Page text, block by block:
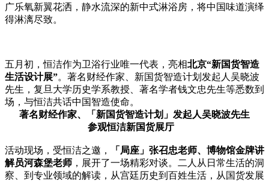
广乐氧新翼花洒，静水流深的新中式淋浴房，将中国味道演绎
得淋漓尽致。
五月初，恒洁作为卫浴行业唯一代表，亮相北京“新国货智造
生活设计展”。著名财经作家、新国货智造计划发起人吴晓波
先生，复旦大学历史学系教授、著名学者钱文忠先生等悉数到
场，与恒洁共话中国智造使命。
著名财经作家、「新国货智造计划」发起人吴晓波先生
参观恒洁新国货展厅
活动现场，受恒洁之邀，
「局座」张召忠老师、博物馆金牌讲
解员河森堡老师 ，展开了一场精彩对谈。二人从日常生活的洞
察、到专业领域的解读，从宫廷历史到百姓生活，从国货发展